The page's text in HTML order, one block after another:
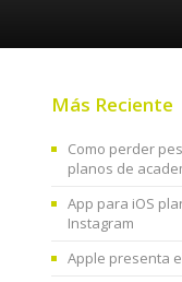
Más Reciente
Como perder
planos de
App para iOS
Instagram
Apple presenta